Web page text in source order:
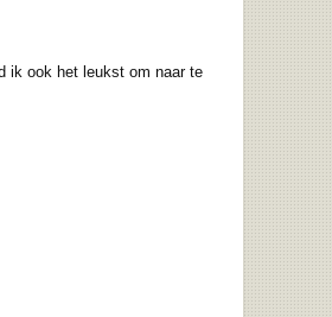
ook het leukst om naar te